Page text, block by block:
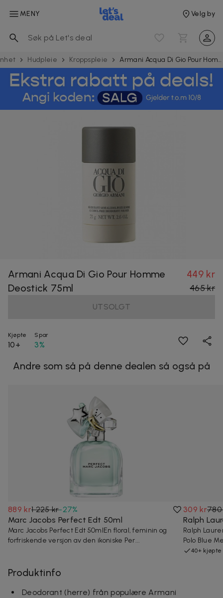
MENY Velg by
Hudpleie Kroppspleie Armani Acqua Di Gio Pour Homme Deostick 75ml
Armani Acqua Di Gio Pour Homme
Deostick 75ml
449 kr
465 kr
UTSOLGT
Kjøpte
10+
Spar
3%
Andre som så på denne dealen så også på
889 kr1 225 kr-27%
Marc Jacobs Perfect Edt 50ml
Marc Jacobs Perfect Edt 50mlEn floral, feminin og
forfriskende versjon av den ikoniske Per...
309 kr780
Ralph
Ralph
Polo Blue
40+ kjøpte
Produktinfo
Deodorant (herre) från populære Armani